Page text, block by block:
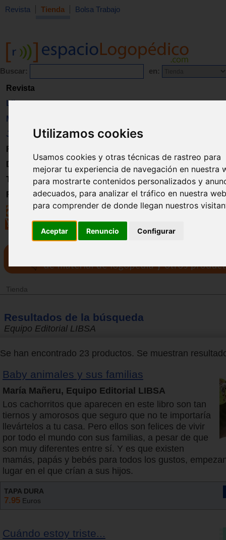
Utilizamos cookies
Usamos cookies y otras técnicas de rastreo para
mejorar tu experiencia de navegación en nuestra
para mostrarte contenidos personalizados y
adecuados, para analizar el tráfico en nuestra
para comprender de donde llegan nuestros
Aceptar Renuncio Configurar
Revista Tienda Bolsa Trabajo
Buscar: en:
Revista
Libros
Material
Juguetes
Formación
Directorio
Trabajo
Registro
Tienda
Resultados de la búsqueda
Equipo Editorial LIBSA
Se han encontrado 23 productos. Se muestran
Baby animales y sus familias
María Mañeru, Equipo Editorial LIBSA
Los cachorritos que aparecen en este libro son tan
tiernos y amorosos que seguro que no te importaría
llevártelos a tu casa. Pero ellos son felices de vivir
por todo el mundo con sus familias, a pesar de que
son muy diferentes entre sí. Y es que existen
mamás, papás y bebés para todos los gustos,
lugar en el que crían a sus hijos.
TAPA DURA
7.95 Euros
Cuándo estoy triste...